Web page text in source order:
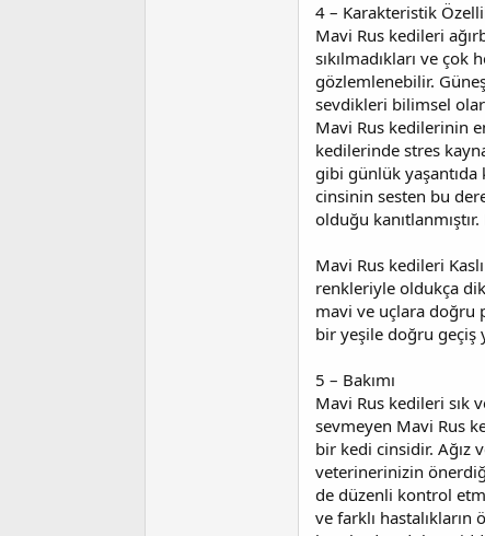
4 – Karakteristik
Mavi Rus kedileri
sıkılmadıkları ve
gözlemlenebilir.
sevdikleri bilimsel
Mavi Rus kedilerinin
kedilerinde stres
gibi günlük yaşantıda
cinsinin sesten bu
olduğu
Mavi Rus kedileri
renkleriyle oldukça
mavi ve uçlara doğru
bir yeşile doğru geçiş
5 – Bakımı
Mavi Rus kedileri sık
sevmeyen Mavi Rus
bir kedi cinsidir. Ağız
veterinerinizin
de düzenli kontrol
ve farklı